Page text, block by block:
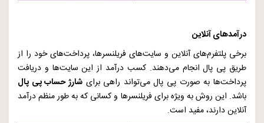
درآمدهای آنلاین
برخی پلتفرم‌های آنلاین و سایت‌های فریلنسرها، پرداخت‌های خود را از
طریق پی پال انجام می‌دهند. کسب درآمد از این سایت‌ها و دریافت
پرداخت‌ها به صورت پی پال می‌تواند راهی برایشارژ حساب پی پال
باشد. این روش به ویژه برای فریلنسرها و کسانی که به طور منظم درآمد
آنلاین دارند، مفید است.